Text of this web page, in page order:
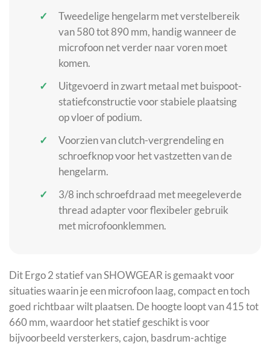
Tweedelige hengelarm met verstelbereik
van 580 tot 890 mm, handig wanneer de
microfoon net verder naar voren moet
komen.
Uitgevoerd in zwart metaal met buispoot-
statiefconstructie voor stabiele plaatsing
op vloer of podium.
Voorzien van clutch-vergrendeling en
schroefknop voor het vastzetten van de
hengelarm.
3/8 inch schroefdraad met meegeleverde
thread adapter voor flexibeler gebruik
met microfoonklemmen.
Dit Ergo 2 statief van SHOWGEAR is gemaakt voor
situaties waarin je een microfoon laag, compact en toch
goed richtbaar wilt plaatsen. De hoogte loopt van 415 tot
660 mm, waardoor het statief geschikt is voor
bijvoorbeeld versterkers, cajon, basdrum-achtige